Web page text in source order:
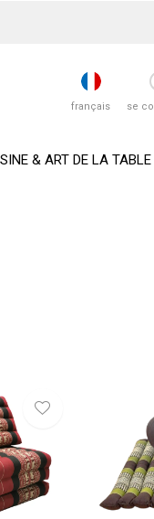
& ART DE LA TABLE
français se